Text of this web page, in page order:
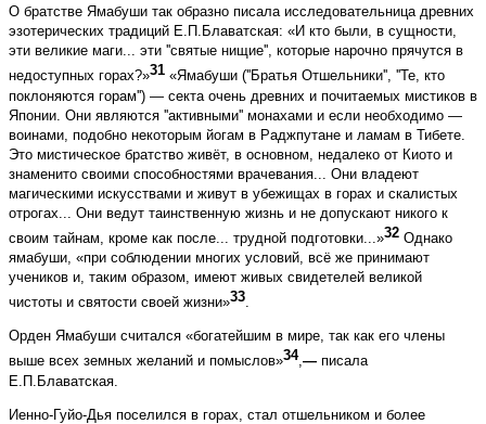
О братстве Ямабуши так образно писала исследовательница древних
эзотерических традиций Е.П.Блаватская: «И кто были, в сущности,
эти великие маги... эти ''святые нищие'', которые нарочно прячутся в
недоступных горах?»31 «Ямабуши (''Братья Отшельники'', ''Те, кто
поклоняются горам'') — секта очень древних и почитаемых мистиков в
Японии. Они являются ''активными'' монахами и если необходимо —
воинами, подобно некоторым йогам в Раджпутане и ламам в Тибете.
Это мистическое братство живёт, в основном, недалеко от Киото и
знаменито своими способностями врачевания... Они владеют
магическими искусствами и живут в убежищах в горах и скалистых
отрогах... Они ведут таинственную жизнь и не допускают никого к
своим тайнам, кроме как после... трудной подготовки...»32 Однако
ямабуши, «при соблюдении многих условий, всё же принимают
учеников и, таким образом, имеют живых свидетелей великой
чистоты и святости своей жизни»33.
Орден Ямабуши считался «богатейшим в мире, так как его члены
выше всех земных желаний и помыслов»34,— писала
Е.П.Блаватская.
Иенно-Гуйо-Дья поселился в горах, стал отшельником и более